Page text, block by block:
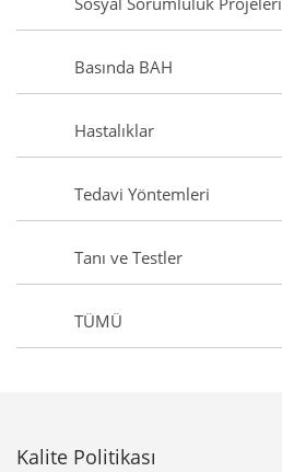
Basında BAH
Hastalıklar
Tedavi Yöntemleri
Tanı ve Testler
TÜMÜ
Kalite Politikası